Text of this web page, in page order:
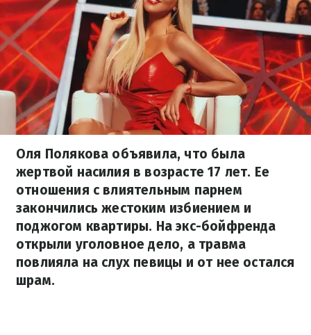
Оля Полякова объявила, что была
жертвой насилия в возрасте 17 лет. Ее
отношения с влиятельным парнем
закончились жестоким избиением и
поджогом квартиры. На экс-бойфренда
открыли уголовное дело, а травма
повлияла на слух певицы и от нее остался
шрам.